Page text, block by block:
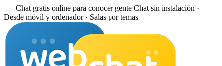
Chat gratis online para conocer gente Chat sin instalación ·
Desde móvil y ordenador · Salas por temas